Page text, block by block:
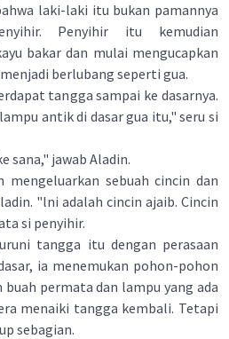
laki-laki itu bukan pamannya
Penyihir itu kemudian
bakar dan mulai mengucapkan
berlubang seperti gua.
tangga sampai ke dasarnya.
antik di dasar gua itu," seru si
sana," jawab Aladin.
sebuah cincin dan
"lni adalah cincin ajaib. Cincin
si penyihir.
tangga itu dengan perasaan
ia menemukan pohon-pohon
permata dan lampu yang ada
menaiki tangga kembali. Tetapi
sebagian.